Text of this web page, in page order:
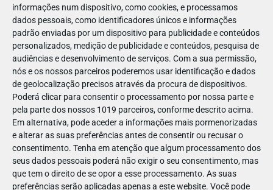
informações num dispositivo, como cookies, e processamos
dados pessoais, como identificadores únicos e informações
padrão enviadas por um dispositivo para publicidade e conteúdos
personalizados, medição de publicidade e conteúdos, pesquisa de
audiências e desenvolvimento de serviços. Com a sua permissão,
nós e os nossos parceiros poderemos usar identificação e dados
de geolocalização precisos através da procura de dispositivos.
Poderá clicar para consentir o processamento por nossa parte e
pela parte dos nossos 1019 parceiros, conforme descrito acima.
Em alternativa, pode aceder a informações mais pormenorizadas
e alterar as suas preferências antes de consentir ou recusar o
consentimento. Tenha em atenção que algum processamento dos
seus dados pessoais poderá não exigir o seu consentimento, mas
que tem o direito de se opor a esse processamento. As suas
preferências serão aplicadas apenas a este website. Você pode
17
49672981309091